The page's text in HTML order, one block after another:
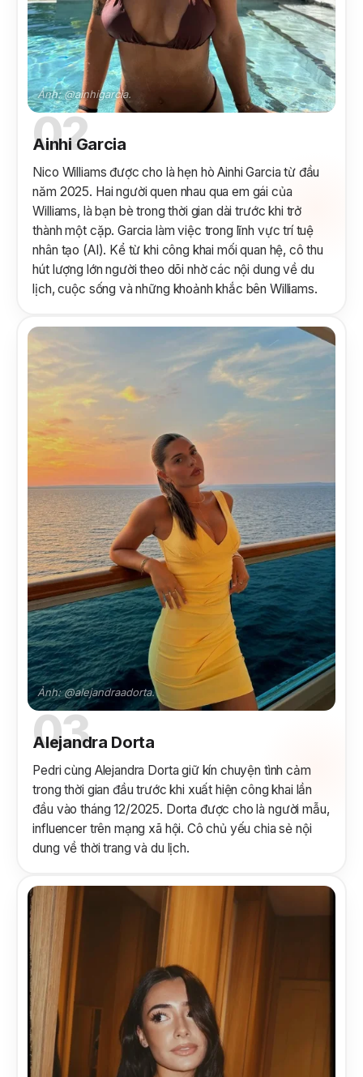
Ảnh: @ainhigarcia.
02
Ainhi Garcia
Nico Williams được cho là hẹn hò Ainhi Garcia từ đầu
năm 2025. Hai người quen nhau qua em gái của
Williams, là bạn bè trong thời gian dài trước khi trở
thành một cặp. Garcia làm việc trong lĩnh vực trí tuệ
nhân tạo (AI). Kể từ khi công khai mối quan hệ, cô thu
hút lượng lớn người theo dõi nhờ các nội dung về du
lịch, cuộc sống và những khoảnh khắc bên Williams.
Ảnh: @alejandraadorta.
03
Alejandra Dorta
Pedri cùng Alejandra Dorta giữ kín chuyện tình cảm
trong thời gian đầu trước khi xuất hiện công khai lần
đầu vào tháng 12/2025. Dorta được cho là người mẫu,
influencer trên mạng xã hội. Cô chủ yếu chia sẻ nội
dung về thời trang và du lịch.